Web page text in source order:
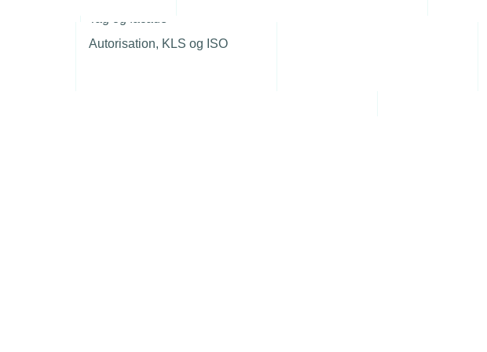
Autorisation, KLS og ISO